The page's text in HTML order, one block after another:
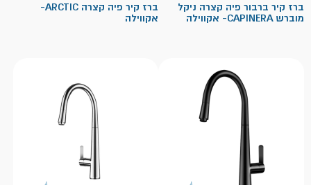
ברז קיר ברבור פיה קצרה ניקל
מוברש CAPINERA- אקווילה
ברז קיר פיה קצרה ARCTIC-
אקווילה